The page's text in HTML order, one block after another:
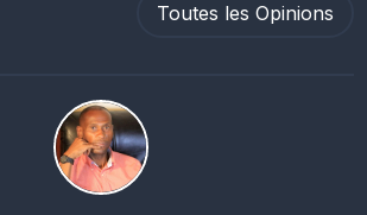
Toutes les Opinions